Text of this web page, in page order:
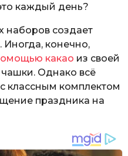
каждый день?
наборов создает
Иногда, конечно,
какао из своей
Однако всё
классным комплектом
праздника на